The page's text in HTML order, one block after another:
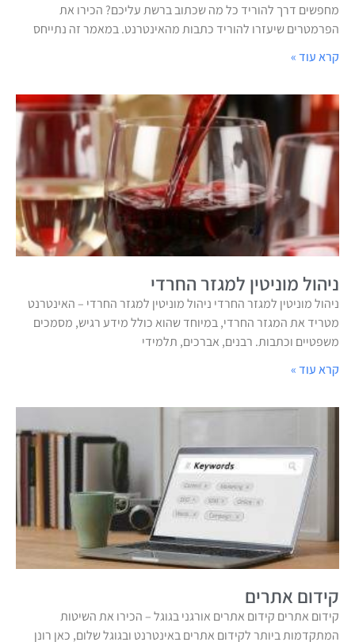
מחפשים דרך להוריד כל מה שכתוב ברשת עליכם? הכירו את
הפרמטרים שיעזרו להוריד כתבות מהאינטרנט. במאמר זה נתייחס
קרא עוד »
ניהול מוניטין למגזר החרדי
ניהול מוניטין למגזר החרדי ניהול מוניטין למגזר החרדי – האינטרנט
מטריד את המגזר החרדי, במיוחד שהוא כולל מידע רגיש, מסמכים
משפטיים וכתבות. רבנים, אברכים, תלמידי
קרא עוד »
קידום אתרים
קידום אתרים קידום אתרים אורגני בגוגל – הכירו את השיטות
המתקדמות ביותר לקידום אתרים באינטרנט ובגוגל שלום, כאן רונן